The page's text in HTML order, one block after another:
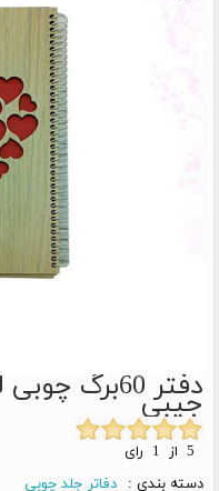
دفتر 60برگ جیبی
دسته بندی :
دفاتر جلد چوبی